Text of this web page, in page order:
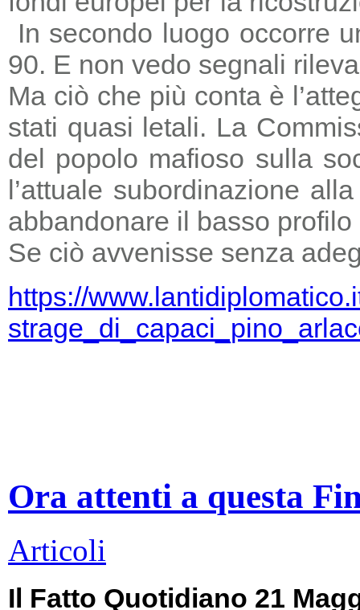
In secondo luogo occorre
90. E non vedo segnali
Ma ciò che più conta è
stati quasi letali. La
del popolo mafioso sulla
l’attuale subordinazione
abbandonare il basso
Se ciò avvenisse senza
https://
Ora attenti a questa
Articoli
Il Fatto Quotidiano 21